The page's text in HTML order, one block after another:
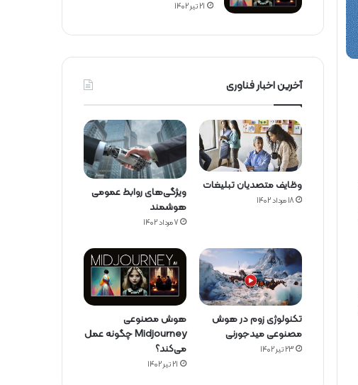
21 تیر 1402
آخرین اخبار فناوری
وظایف متصدیان تبلیغات
18 مرداد 1402
ویژگی‌های روابط عمومی
هوشمند
7 مرداد 1402
تکنولوژی زوم در هوش
مصنوعی میدجورنی
23 تیر 1402
هوش مصنوعی
Midjourney چگونه عمل
می‌کند؟
21 تیر 1402